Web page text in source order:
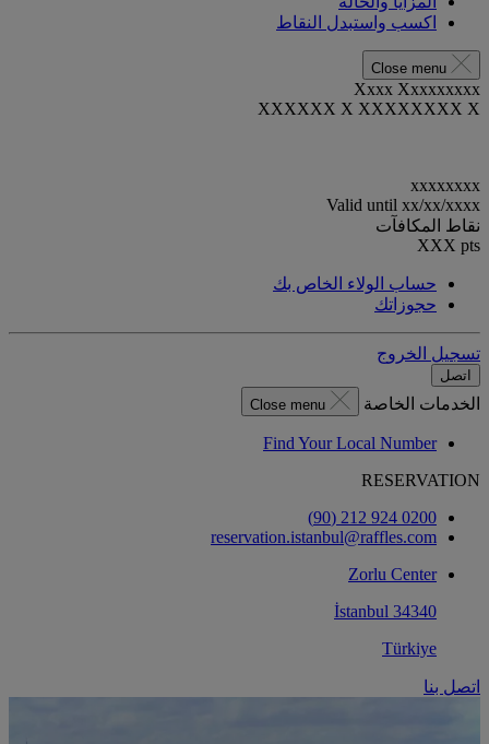
اكسب واستبدل النقاط
Close menu
Xxxx Xxxxxxxxx
XXXXXX X XXXXXXXX X
xxxxxxxx
Valid until xx/xx/xxxx
نقاط المكافآت
XXX pts
حساب الولاء الخاص بك
حجوزاتك
تسجيل الخروج
اتصل
الخدمات الخاصة Close menu
Find Your Local Number
RESERVATION
0200 924 212 (90)
reservation.istanbul@raffles.com
Zorlu Center
34340 İstanbul
Türkiye
اتصل بنا